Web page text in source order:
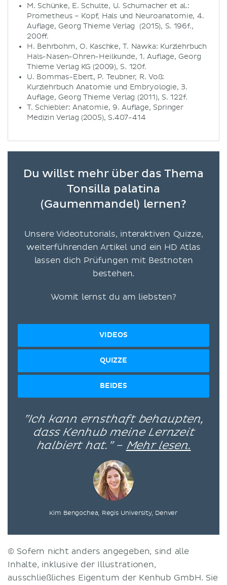
M. Schünke, E. Schulte, U. Schumacher et al.:
Prometheus – Kopf, Hals und Neuroanatomie, 4.
Auflage, Georg Thieme Verlag (2015), S. 196f.,
200ff.
H. Behrbohm, O. Kaschke, T. Nawka: Kurzlehrbuch
Hals-Nasen-Ohren-Heilkunde, 1. Auflage, Georg
Thieme Verlag KG (2009), S. 120f.
U. Bommas-Ebert, P. Teubner, R. Voß:
Kurzlehrbuch Anatomie und Embryologie, 3.
Auflage, Georg Thieme Verlag (2011), S. 122f.
T. Schiebler: Anatomie, 9. Auflage, Springer
Medizin Verlag (2005), S.407-414
Du willst mehr über das Thema
Tonsilla palatina
(Gaumenmandel) lernen?
Unsere Videotutorials, interaktiven Quizze,
weiterführenden Artikel und ein HD Atlas
lassen dich Prüfungen mit Bestnoten
bestehen.
Womit lernst du am liebsten?
VIDEOS
QUIZZE
BEIDES
”Ich kann ernsthaft behaupten,
dass Kenhub meine Lernzeit
halbiert hat.” – Mehr lesen.
Kim Bengochea, Regis University, Denver
© Sofern nicht anders angegeben, sind alle
Inhalte, inklusive der Illustrationen,
ausschließliches Eigentum der Kenhub GmbH. Sie